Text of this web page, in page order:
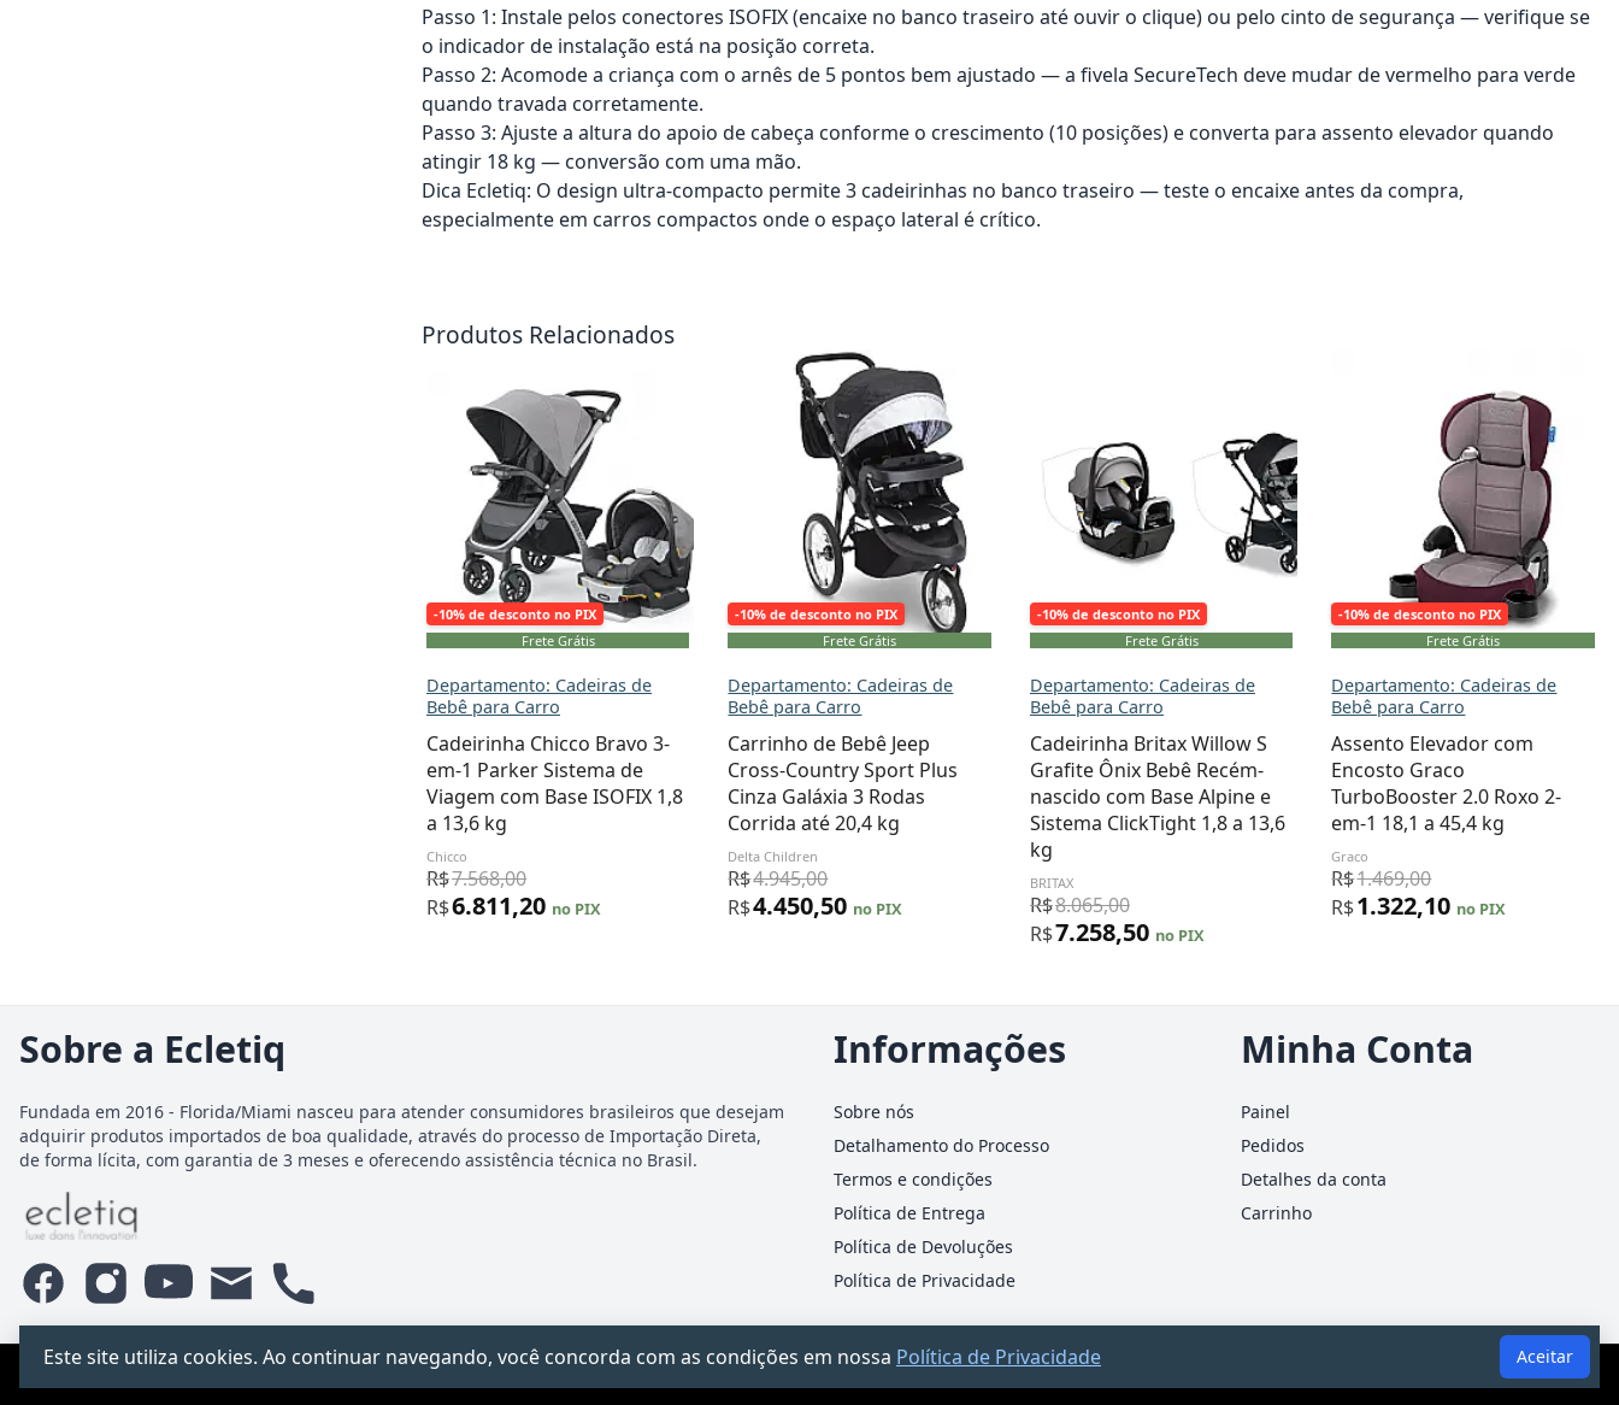
Passo 1: Instale pelos conectores ISOFIX (encaixe no banco traseiro até ouvir o clique) ou pelo cinto de segurança — verifique se
o indicador de instalação está na posição correta.
Passo 2: Acomode a criança com o arnês de 5 pontos bem ajustado — a fivela SecureTech deve mudar de vermelho para verde
quando travada corretamente.
Passo 3: Ajuste a altura do apoio de cabeça conforme o crescimento (10 posições) e converta para assento elevador quando
atingir 18 kg — conversão com uma mão.
Dica Ecletiq: O design ultra-compacto permite 3 cadeirinhas no banco traseiro — teste o encaixe antes da compra,
especialmente em carros compactos onde o espaço lateral é crítico.
Produtos Relacionados
-10% de desconto no PIX
Frete Grátis
Departamento: Cadeiras de
Bebê para Carro
Cadeirinha Chicco Bravo 3-
em-1 Parker Sistema de
Viagem com Base ISOFIX 1,8
a 13,6 kg
Adicionar ao carrinho
Chicco
R$7.568,00
R$6.811,20 no PIX
-10% de desconto no PIX
Frete Grátis
Departamento: Cadeiras de
Bebê para Carro
Carrinho de Bebê Jeep
Cross-Country Sport Plus
Cinza Galáxia 3 Rodas
Corrida até 20,4 kg
Adicionar ao carrinho
Delta Children
R$4.945,00
R$4.450,50 no PIX
-10% de desconto no PIX
Frete Grátis
Departamento: Cadeiras de
Bebê para Carro
Cadeirinha Britax Willow S
Grafite Ônix Bebê Recém-
nascido com Base Alpine e
Sistema ClickTight 1,8 a 13,6
kg
BRITAX
R$8.065,00
R$7.258,50 no PIX
-10% de desconto no PIX
Frete Grátis
Departamento: Cadeiras de
Bebê para Carro
Assento Elevador com
Encosto Graco
TurboBooster 2.0 Roxo 2-
em-1 18,1 a 45,4 kg
Graco
R$1.469,00
R$1.322,10 no PIX
Sobre a Ecletiq
Fundada em 2016 - Florida/Miami nasceu para atender consumidores brasileiros que desejam
adquirir produtos importados de boa qualidade, através do processo de Importação Direta,
de forma lícita, com garantia de 3 meses e oferecendo assistência técnica no Brasil.
Informações
Sobre nós
Detalhamento do Processo
Termos e condições
Política de Entrega
Política de Devoluções
Política de Privacidade
Minha Conta
Painel
Pedidos
Detalhes da conta
Carrinho
Este site utiliza cookies. Ao continuar navegando, você concorda com as condições em nossa Política de Privacidade Aceitar